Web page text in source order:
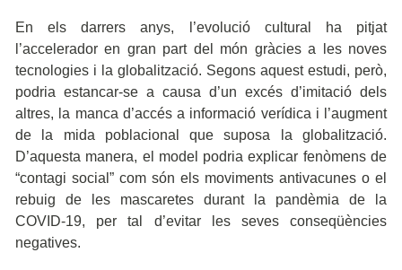
En els darrers anys, l’evolució cultural ha pitjat
l’accelerador en gran part del món gràcies a les noves
tecnologies i la globalització. Segons aquest estudi, però,
podria estancar-se a causa d’un excés d’imitació dels
altres, la manca d’accés a informació verídica i l’augment
de la mida poblacional que suposa la globalització.
D’aquesta manera, el model podria explicar fenòmens de
“contagi social” com són els moviments antivacunes o el
rebuig de les mascaretes durant la pandèmia de la
COVID-19, per tal d’evitar les seves conseqüències
negatives.